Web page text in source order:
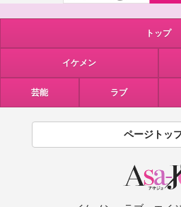
トップ
イケメン
芸能 ラブ
ページトッ